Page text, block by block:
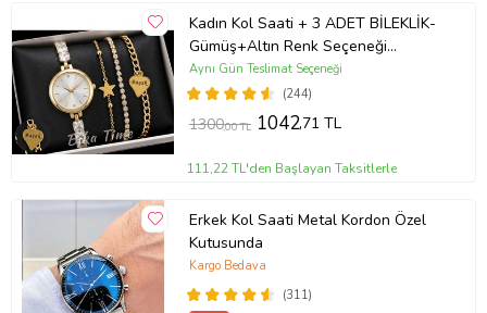
Kadın Kol Saati + 3 ADET BİLEKLİK-
Gümüş+Altın Renk Seçeneği
ayarlanabilir kordon Kadın Kol Saati
BİLEKLİK HEDİYE Altın Renk - Kız
Arkadaşa hediye (Altın)
(244)
Aynı Gün Teslimat Seçeneği
1300,00 TL 1042,71 TL
111,22 TL'den Başlayan Taksitlerle
Erkek Kol Saati Metal Kordon Özel
Kutusunda
(311)
Kargo Bedava